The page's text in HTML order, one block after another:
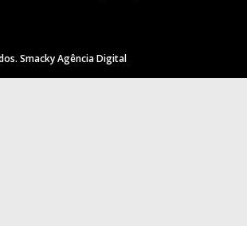
Smacky Agência Digital